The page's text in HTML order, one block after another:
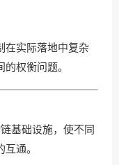
在实际落地中复杂
权衡问题。
基础设施，使不同
通。